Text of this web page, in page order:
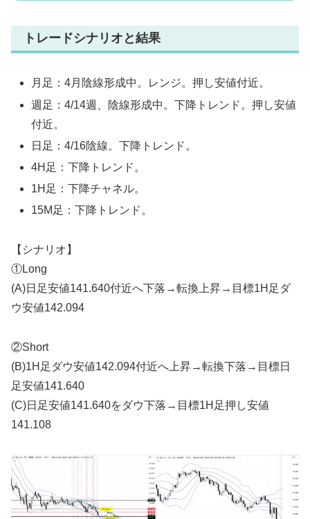
トレードシナリオと結果
月足：4月陰線形成中。レンジ。押し安値付近。
週足：4/14週、陰線形成中。下降トレンド。押し安値
付近。
日足：4/16陰線。下降トレンド。
4H足：下降トレンド。
1H足：下降チャネル。
15M足：下降トレンド。
【シナリオ】
①Long
(A)日足安値141.640付近へ下落→転換上昇→目標1H足ダ
ウ安値142.094
②Short
(B)1H足ダウ安値142.094付近へ上昇→転換下落→目標日
足安値141.640
(C)日足安値141.640をダウ下落→目標1H足押し安値
141.108